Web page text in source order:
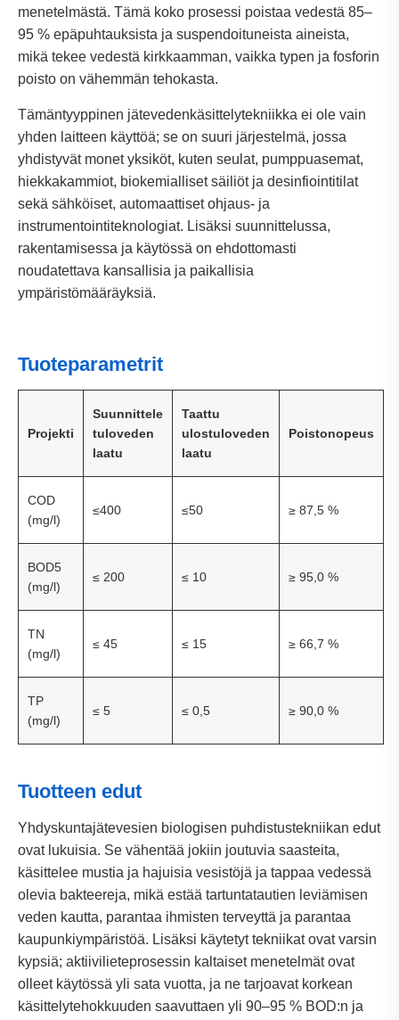
menetelmästä. Tämä koko prosessi poistaa vedestä 85–
95 % epäpuhtauksista ja suspendoituneista aineista,
mikä tekee vedestä kirkkaamman, vaikka typen ja fosforin
poisto on vähemmän tehokasta.
Tämäntyyppinen jätevedenkäsittelytekniikka ei ole vain
yhden laitteen käyttöä; se on suuri järjestelmä, jossa
yhdistyvät monet yksiköt, kuten seulat, pumppuasemat,
hiekkakammiot, biokemialliset säiliöt ja desinfiointitilat
sekä sähköiset, automaattiset ohjaus- ja
instrumentointiteknologiat. Lisäksi suunnittelussa,
rakentamisessa ja käytössä on ehdottomasti
noudatettava kansallisia ja paikallisia
ympäristömääräyksiä.
Tuoteparametrit
Projekti
Suunnittele
tuloveden
laatu
Taattu
ulostuloveden
laatu
Poistonopeus
COD
(mg/l)
≤400 ≤50 ≥ 87,5 %
BOD5
(mg/l)
≤ 200 ≤ 10 ≥ 95,0 %
TN
(mg/l)
≤ 45 ≤ 15 ≥ 66,7 %
TP
(mg/l)
≤ 5 ≤ 0,5 ≥ 90,0 %
Tuotteen edut
Yhdyskuntajätevesien biologisen puhdistustekniikan edut
ovat lukuisia. Se vähentää jokiin joutuvia saasteita,
käsittelee mustia ja hajuisia vesistöjä ja tappaa vedessä
olevia bakteereja, mikä estää tartuntatautien leviämisen
veden kautta, parantaa ihmisten terveyttä ja parantaa
kaupunkiympäristöä. Lisäksi käytetyt tekniikat ovat varsin
kypsiä; aktiivilieteprosessin kaltaiset menetelmät ovat
olleet käytössä yli sata vuotta, ja ne tarjoavat korkean
käsittelytehokkuuden saavuttaen yli 90–95 % BOD:n ja